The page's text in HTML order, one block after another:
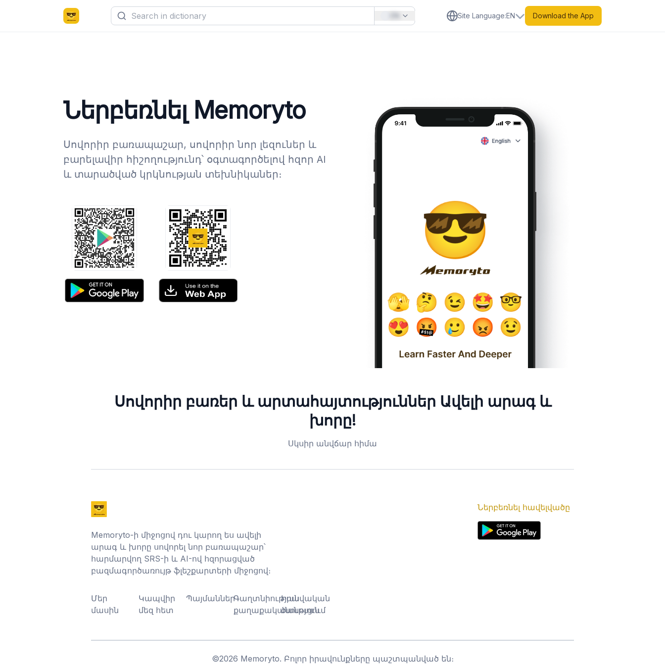
Site Language:EN Download the App
Ներբեռնել Memoryto
Սովորիր բառապաշար, սովորիր նոր լեզուներ և
բարելավիր հիշողությունդ՝ օգտագործելով հզոր AI
և տարածված կրկնության տեխնիկաներ։
Սովորիր բառեր և արտահայտություններ Ավելի արագ և
խորը!
Սկսիր անվճար հիմա
Memoryto-ի միջոցով դու կարող ես ավելի
արագ և խորը սովորել նոր բառապաշար՝
հարմարվող SRS-ի և AI-ով հզորացված
բազմագործառույթ ֆլեշքարտերի միջոցով։
Մեր
մասին
Կապվիր
մեզ հետ
ՊայմաններԳաղտնիության
քաղաքականություն
Իրավական
ծանուցում
Ներբեռնել հավելվածը
©2026 Memoryto. Բոլոր իրավունքները պաշտպանված են։